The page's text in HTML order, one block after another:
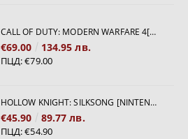
CALL OF DUTY: MODERN WARFARE 4[PS5]
€69.00 134.95 лв.
ПЦД:€79.00
HOLLOW KNIGHT: SILKSONG [NINTENDO SWITCH 2]
€45.90 89.77 лв.
ПЦД:€54.90